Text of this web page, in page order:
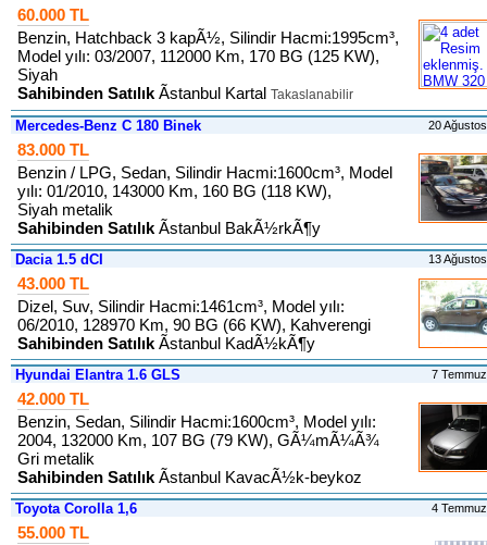
60.000 TL
Benzin, Hatchback 3 kapÃ½, Silindir Hacmi:1995cm³,
Model yılı: 03/2007, 112000 Km, 170 BG (125 KW),
Siyah
Sahibinden Satılık Ãstanbul Kartal Takaslanabilir
Mercedes-Benz C 180 Binek 20
83.000 TL
Benzin / LPG, Sedan, Silindir Hacmi:1600cm³, Model
yılı: 01/2010, 143000 Km, 160 BG (118 KW),
Siyah metalik
Sahibinden Satılık Ãstanbul BakÃ½rkÃ¶y
Dacia 1.5 dCI 13
43.000 TL
Dizel, Suv, Silindir Hacmi:1461cm³, Model yılı:
06/2010, 128970 Km, 90 BG (66 KW), Kahverengi
Sahibinden Satılık Ãstanbul KadÃ½kÃ¶y
Hyundai Elantra 1.6 GLS 7
42.000 TL
Benzin, Sedan, Silindir Hacmi:1600cm³, Model yılı:
2004, 132000 Km, 107 BG (79 KW), GÃ¼mÃ¼Ã¾
Gri metalik
Sahibinden Satılık Ãstanbul KavacÃ½k-beykoz
Toyota Corolla 1,6 4
55.000 TL